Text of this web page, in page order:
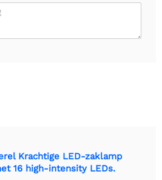
Krachtige LED-zaklamp
16 high-intensity LEDs.